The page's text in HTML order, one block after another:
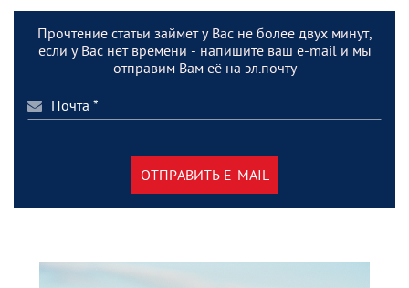
Прочтение статьи займет у Вас не более двух минут,
если у Вас нет времени - напишите ваш e-mail и мы
отправим Вам её на эл.почту
ОТПРАВИТЬ E-MAIL